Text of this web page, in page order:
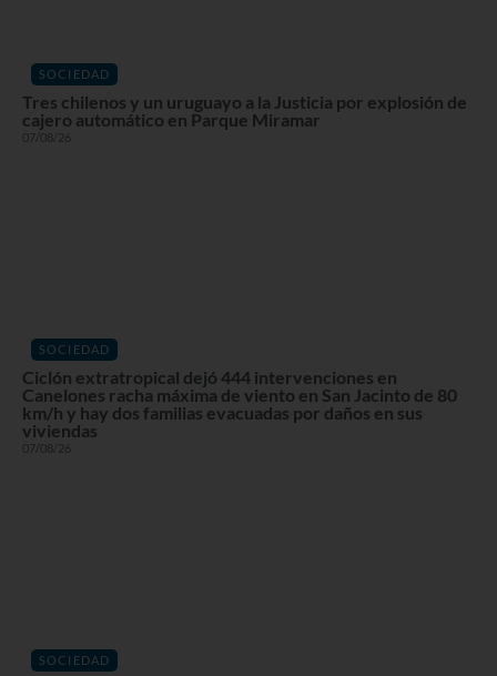
SOCIEDAD
Tres chilenos y un uruguayo a la Justicia por explosión de
cajero automático en Parque Miramar
07/08/26
SOCIEDAD
Ciclón extratropical dejó 444 intervenciones en
Canelones racha máxima de viento en San Jacinto de 80
km/h y hay dos familias evacuadas por daños en sus
viviendas
07/08/26
SOCIEDAD